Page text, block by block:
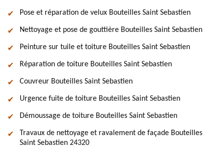
Pose et réparation de velux Bouteilles Saint Sebastien
Nettoyage et pose de gouttière Bouteilles Saint Sebastien
Peinture sur tuile et toiture Bouteilles Saint Sebastien
Réparation de toiture Bouteilles Saint Sebastien
Couvreur Bouteilles Saint Sebastien
Urgence fuite de toiture Bouteilles Saint Sebastien
Démoussage de toiture Bouteilles Saint Sebastien
Travaux de nettoyage et ravalement de façade Bouteilles
Saint Sebastien 24320